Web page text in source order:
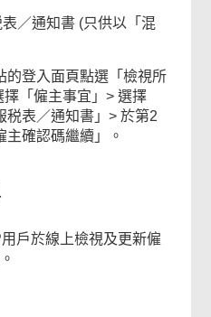
／通知書 (只供以「混
的登入面頁點選「檢視所
擇「僱主事宜」> 選擇
税表／通知書」> 於第2
主確認碼繼續」。
戶於線上檢視及更新僱